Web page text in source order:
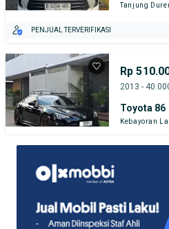
Tanjung
PENJUAL TERVERIFIKASI
Rp
2013 -
Toyota 86
Kebayoran